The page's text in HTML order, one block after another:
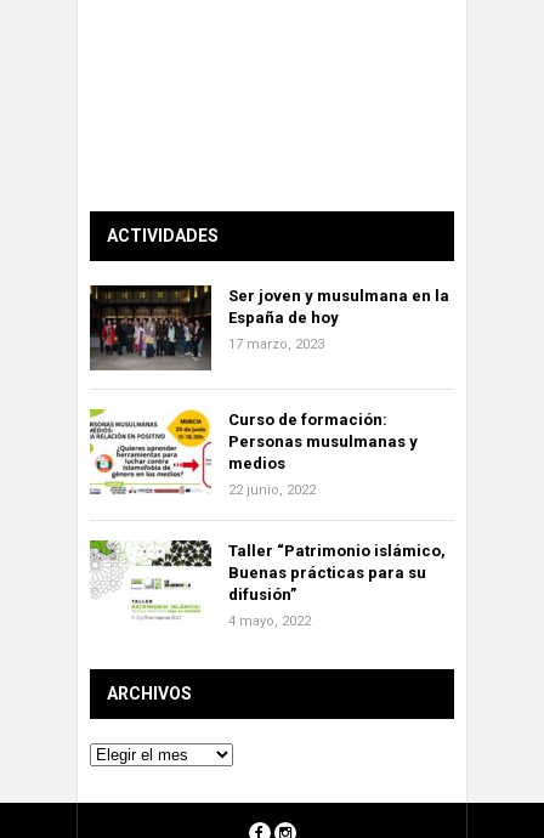
ACTIVIDADES
Ser joven y musulmana en la
España de hoy
17 marzo, 2023
Curso de formación:
Personas musulmanas y
medios
22 junio, 2022
Taller “Patrimonio islámico,
Buenas prácticas para su
difusión”
4 mayo, 2022
ARCHIVOS
Archivos